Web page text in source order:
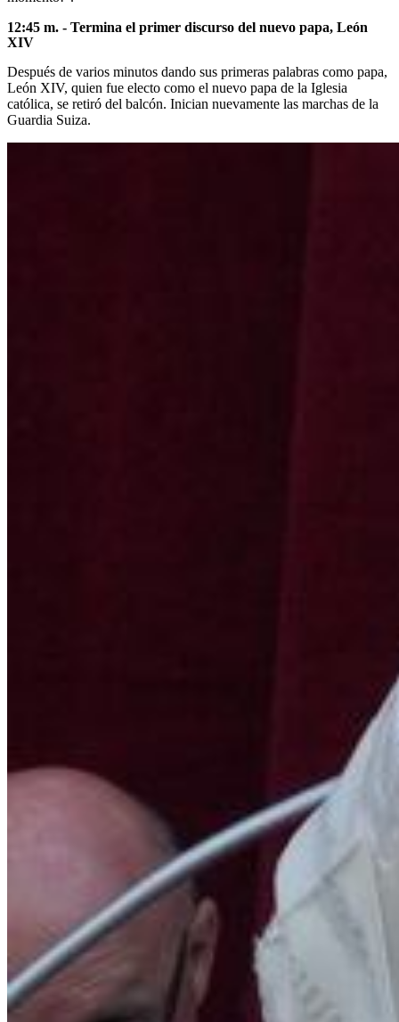
12:45 m. - Termina el primer discurso del nuevo papa, León
XIV
Después de varios minutos dando sus primeras palabras como papa,
León XIV, quien fue electo como el nuevo papa de la Iglesia
católica, se retiró del balcón. Inician nuevamente las marchas de la
Guardia Suiza.